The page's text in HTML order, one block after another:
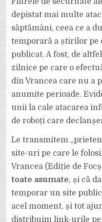
depistat mai multe
săptămâni, ceea ce a
temporară a știrilor pe
publicat. A fost, de
zilnice pe care o
din Vrancea care nu a
anumite perioade.
unii la cale atacarea
de roboți care
Le transmitem
site-uri pe care le
Vrancea (Ediție de
toate asumate, și că
temporar un site
acel moment, și tot
distribuim link-urile